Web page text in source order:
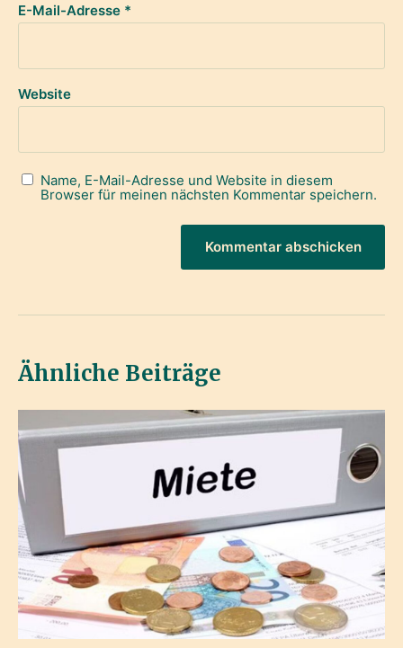
E-Mail-Adresse *
Website
Name, E-Mail-Adresse und Website in diesem
Browser für meinen nächsten Kommentar speichern.
Ähnliche Beiträge